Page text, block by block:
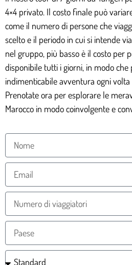
4×4 privato. Il costo finale può
come il numero di persone che
scelto e il periodo in cui si intende
nel gruppo, più basso è il costo per
disponibile tutti i giorni, in modo che
indimenticabile avventura ogni volta
Prenotate ora per esplorare le
Marocco in modo coinvolgente e